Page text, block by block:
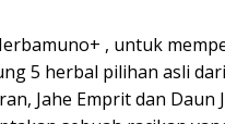
, untuk
5 herbal pilihan asli
Jahe Emprit dan Daun